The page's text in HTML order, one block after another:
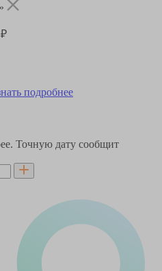
подробнее
Точную дату сообщит